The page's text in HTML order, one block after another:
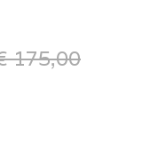
175,00